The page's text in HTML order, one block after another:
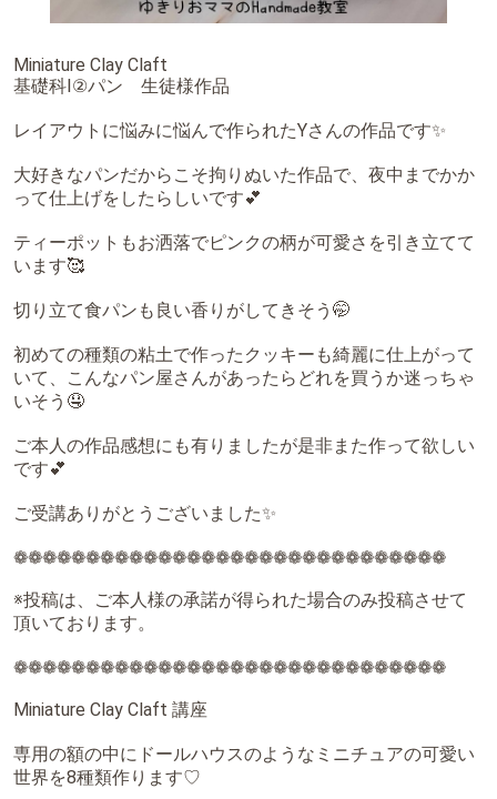
Miniature Clay Claft
基礎科Ⅰ②パン 生徒様作品
レイアウトに悩みに悩んで作られたYさんの作品です✨
大好きなパンだからこそ拘りぬいた作品で、夜中までかか
って仕上げをしたらしいです💕
ティーポットもお洒落でピンクの柄が可愛さを引き立てて
います🥰
切り立て食パンも良い香りがしてきそう🤭
初めての種類の粘土で作ったクッキーも綺麗に仕上がって
いて、こんなパン屋さんがあったらどれを買うか迷っちゃ
いそう🤤
ご本人の作品感想にも有りましたが是非また作って欲しい
です💕
ご受講ありがとうございました✨
❁❁❁❁❁❁❁❁❁❁❁❁❁❁❁❁❁❁❁❁❁❁❁❁❁❁❁❁❁❁
※投稿は、ご本人様の承諾が得られた場合のみ投稿させて
頂いております。
❁❁❁❁❁❁❁❁❁❁❁❁❁❁❁❁❁❁❁❁❁❁❁❁❁❁❁❁❁❁
⁡Miniature Clay Claft 講座⁡
⁡専用の額の中にドールハウスのようなミニチュアの可愛い
世界を8種類作ります♡⁡